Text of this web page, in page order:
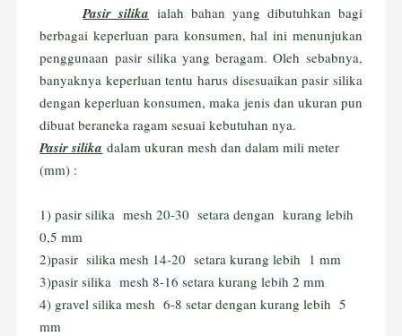
Pasir silika ialah bahan yang dibutuhkan bagi
berbagai keperluan para konsumen, hal ini menunjukan
penggunaan pasir silika yang beragam. Oleh sebabnya,
banyaknya keperluan tentu harus disesuaikan pasir silika
dengan keperluan konsumen, maka jenis dan ukuran pun
dibuat beraneka ragam sesuai kebutuhan nya.
Pasir silika dalam ukuran mesh dan dalam mili meter
(mm) :
1) pasir silika mesh 20-30 setara dengan kurang lebih
0,5 mm
2)pasir silika mesh 14-20 setara kurang lebih 1 mm
3)pasir silika mesh 8-16 setara kurang lebih 2 mm
4) gravel silika mesh 6-8 setar dengan kurang lebih 5
mm